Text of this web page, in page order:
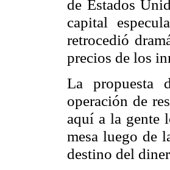
de Estados
capital
retrocedió
precios de los
La propuesta
operación de
aquí a la gente
mesa luego de
destino del